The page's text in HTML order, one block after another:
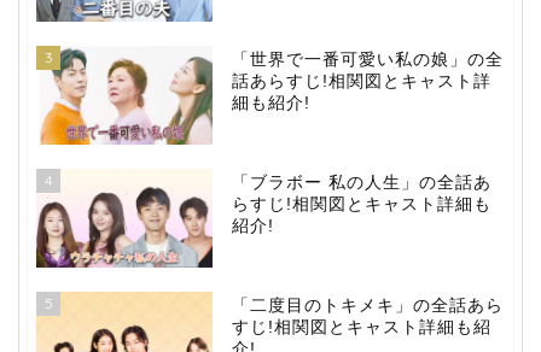
3
「世界で一番可愛い私の娘」の全
話あらすじ!相関図とキャスト詳
細も紹介!
4
「ブラボー 私の人生」の全話あ
らすじ!相関図とキャスト詳細も
紹介!
5
「二度目のトキメキ」の全話あら
すじ!相関図とキャスト詳細も紹